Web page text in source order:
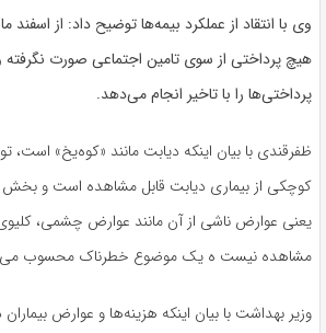
وی با انتقاد از عملکرد بیمه‌ها توضیح داد: از اسفند
هیچ پرداختی از سوی تامین اجتماعی صورت نگرفته
پرداختی‌ها را با تاخیر انجام می‌دهد.
ظفرقندی با بیان اینکه دیابت مانند «کوه‌یخ»
کوچکی از بیماری دیابت قابل مشاهده است و بخش
یعنی عوارض ناشی از آن مانند عوارض چشمی،
مشاهده نیست ه یک موضوع خطرناک محسوب
وزیر بهداشت با بیان اینکه هزینه‌ها و عوارض